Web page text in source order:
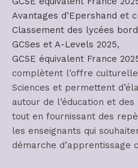
Avantages d’Epershand et
Classement des lycées
GCSes et A-Levels 2025,
GCSE équivalent France
complètent l’offre
Sciences et permettent
autour de l’éducation et
tout en fournissant des
les enseignants qui
démarche d’apprentissage